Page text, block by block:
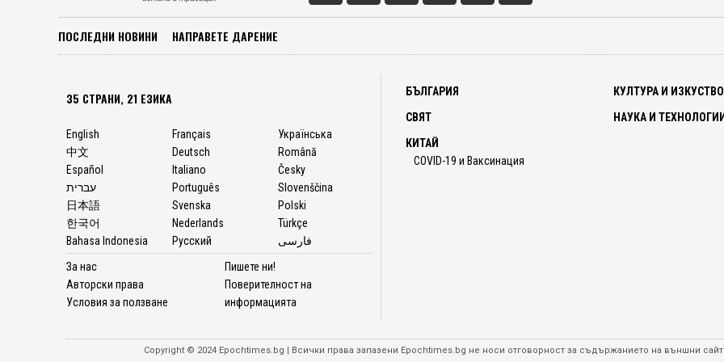
ПОСЛЕДНИ НОВИНИ НАПРАВЕТЕ ДАРЕНИЕ
35 СТРАНИ, 21 ЕЗИКА
English
中文
Español
עברית
日本語
한국어
Bahasa Indonesia
Français
Deutsch
Italiano
Português
Svenska
Nederlands
Русский
Українська
Română
Česky
Slovenščina
Polski
Türkçe
فارسی
За нас
Авторски права
Условия за ползване
Пишете ни!
Поверителност на
информацията
БЪЛГАРИЯ
СВЯТ
КИТАЙ
COVID-19 и Ваксинация
КУЛТУРА И ИЗКУСТВО
НАУКА И ТЕХНОЛОГИИ
Copyright © 2024 Epochtimes.bg | Всички права запазени Epochtimes.bg не носи отговорност за съдържанието на външни